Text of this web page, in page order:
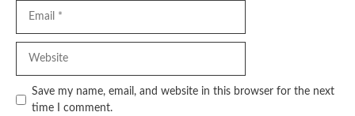
Save my name, email, and website in this browser for the next
time I comment.